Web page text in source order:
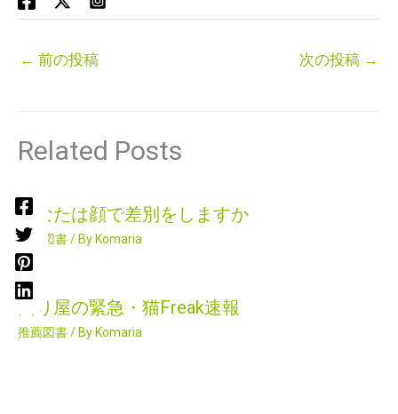
← 前の投稿 次の投稿 →
Related Posts
あなたは顔で差別をしますか
推薦図書/ By Komaria
困り屋の緊急・猫Freak速報
推薦図書/ By Komaria